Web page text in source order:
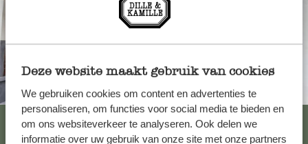
Deze website maakt gebruik van cookies
We gebruiken cookies om content en advertenties te
personaliseren, om functies voor social media te bieden en
om ons websiteverkeer te analyseren. Ook delen we
informatie over uw gebruik van onze site met onze partners
Altijd in de buurt
Bekijk alle 62 winkels